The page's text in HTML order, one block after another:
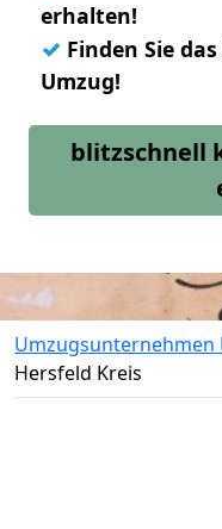
erhalten!
✓ Finden Sie
Umzug!
blitzschnell
Umzugsunternehmen
Hersfeld Kreis